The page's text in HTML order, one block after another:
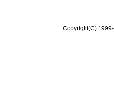
Copyright(C)